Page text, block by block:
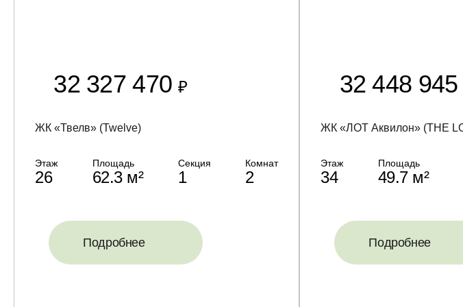
32 327 470₽
ЖК «Твелв» (Twelve)
Этаж
26
Площадь
62.3 м²
Секция
1
Комнат
2
Подробнее
32 448 945
Этаж
34
Площадь
49.7 м²
Подробнее